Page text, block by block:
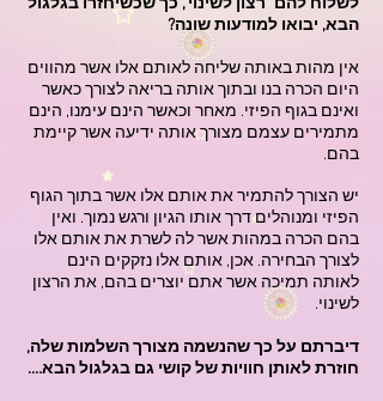
לשלוח להם "רצון לשינוי", כך שכשיחזרו בגלגול
הבא, יבואו למודעות שונה?
אין מהות באותה שליחה לאותם אלו אשר מהווים
היום הכרה בנו ובתוך אותה בריאה לצורך כאשר
ואינם בגוף הפיזי. מאחר וכאשר הינם עימנו, הינם
מתמירים עצמם מצורך אותה ידיעה אשר קיימת
בהם.
יש הצורך להתמיר את אותם אלו אשר בתוך הגוף
הפיזי ומנוהלים דרך אותו הגיון ורגש נמוך. ואין
בהם הכרה במהות אשר לה לשרת את אותם אלו
לצורך הבחירה. אכן, אותם אלו נזקקים הינם
לאותה תמיכה אשר אתם יוצרים בהם, את הרצון
לשינוי.
דיברתם על כך שהנשמה מצורך השלמות שלה,
חוזרת לאותן חוויות של קושי גם בגלגול הבא….